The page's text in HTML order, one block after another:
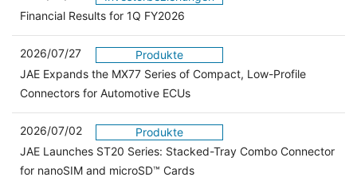
Financial Results for 1Q FY2026
2026/07/27
Produkte
JAE Expands the MX77 Series of Compact, Low-Profile
Connectors for Automotive ECUs
2026/07/02
Produkte
JAE Launches ST20 Series: Stacked-Tray Combo Connector
for nanoSIM and microSD™ Cards